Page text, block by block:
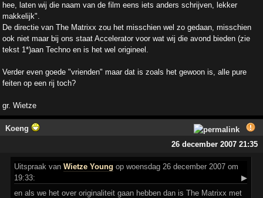
hee, laten wij die naam van de film eens iets anders schrijven, lekker
makkelijk".
De directie van The Matrixx zou het misschien wel zo gedaan, misschien
ook niet maar bij ons staat Accelerator voor wat wij die avond bieden (zie
tekst 1*)aan Techno en is het wel origineel.
Verder even goede "vrienden" maar dat is zoals het gewoon is, alle pure
feiten op een rij toch?
gr. Wietze
Koeng
26 december 2007 21:35
Uitspraak vanWietze Young op woensdag 26 december 2007 om
19:33:
▶
en als we het over originaliteit gaan hebben dan is The Matrixx met